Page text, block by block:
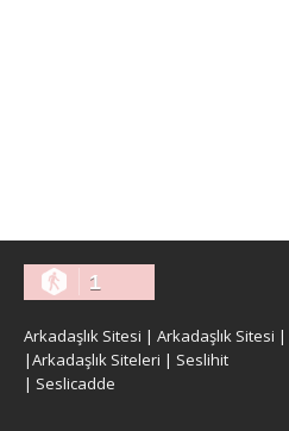
1
Arkadaşlık Sitesi | Arkadaşlık Sitesi |
|Arkadaşlık Siteleri | Seslihit
| Seslicadde